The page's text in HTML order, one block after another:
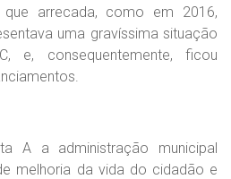
arrecada, como em 2016,
uma gravíssima situação
e, consequentemente, ficou
A a administração municipal
melhoria da vida do cidadão e